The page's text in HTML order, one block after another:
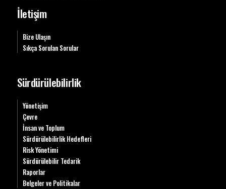
İletişim
Bize Ulaşın
Sıkça Sorulan Sorular
Sürdürülebilirlik
Yönetişim
Çevre
İnsan ve Toplum
Sürdürülebilirlik Hedefleri
Risk Yönetimi
Sürdürülebilir Tedarik
Raporlar
Belgeler ve Politikalar